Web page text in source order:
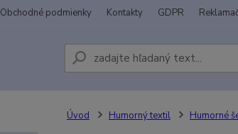
Obchodné podmienky Kontakty GDPR
Úvod Humorný textil Humorné